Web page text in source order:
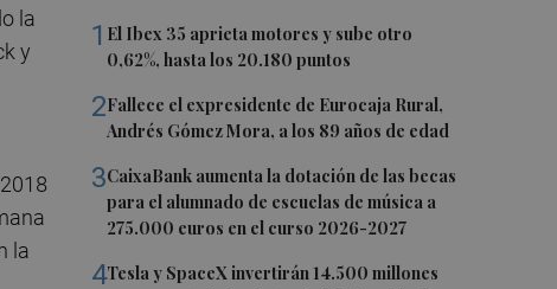
1 El Ibex 35 aprieta motores y sube otro
0,62%, hasta los 20.180 puntos
2Fallece el expresidente de Eurocaja Rural,
Andrés Gómez Mora, a los 89 años de edad
3CaixaBank aumenta la dotación de las becas
para el alumnado de escuelas de música a
275.000 euros en el curso 2026-2027
4Tesla y SpaceX invertirán 14.500 millones
la
y
la